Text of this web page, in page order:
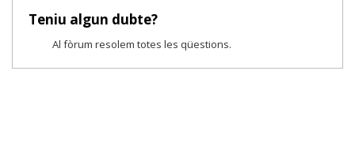
Teniu algun dubte?
Al fòrum resolem totes les qüestions.